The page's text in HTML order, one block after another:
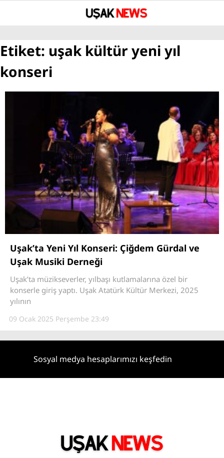
WhatsApp İhbar
Hattı
YAZARLAR
SİYASET
UŞAK’TA BUGÜN VEFAT EDENLER
BÖLGESEL HABERLER
Etiket: uşak kültür yeni yıl
konseri
Uşak’ta Yeni Yıl Konseri: Çiğdem Gürdal ve
Uşak Musiki Derneği
Uşak’ta müzikseverler, yılbaşı kutlamalarına özel bir
konserle giriş yaptı. Uşak Atatürk Kültür Merkezi, 2025
yılının
09 Ocak 2025 Perşembe 23:49
Sosyal medya hesaplarımızı keşfedin